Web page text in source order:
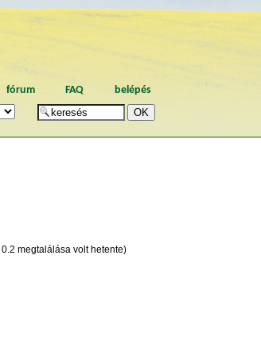
fórum FAQ belépés
megtalálása volt hetente)